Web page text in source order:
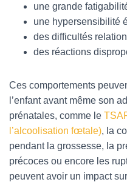
une grande
une hypersensibilité
des difficultés
des réactions
Ces comportements
l’enfant avant même son
prénatales, comme le
l’alcoolisation fœtale), la
pendant la grossesse, la
précoces ou encore les
peuvent avoir un impact